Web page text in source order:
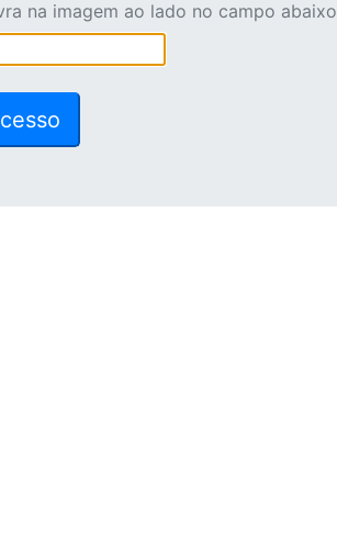
na imagem ao lado no campo abaixo